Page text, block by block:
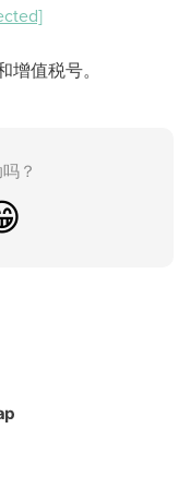
值税号。
？